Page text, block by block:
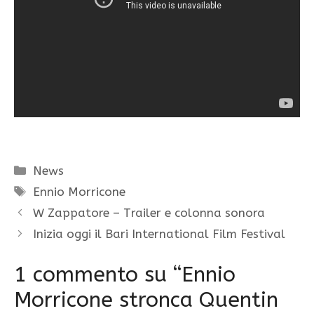
Categorie
News
Tag
Ennio Morricone
W Zappatore – Trailer e colonna sonora
Inizia oggi il Bari International Film Festival
1 commento su “Ennio
Morricone stronca Quentin